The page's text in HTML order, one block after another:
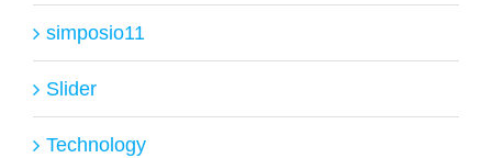
simposio11
Slider
Technology